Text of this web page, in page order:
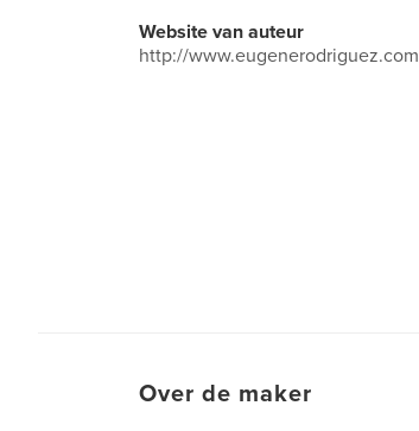
Website van auteur
http://www.eugenerodriguez.com
Over de maker